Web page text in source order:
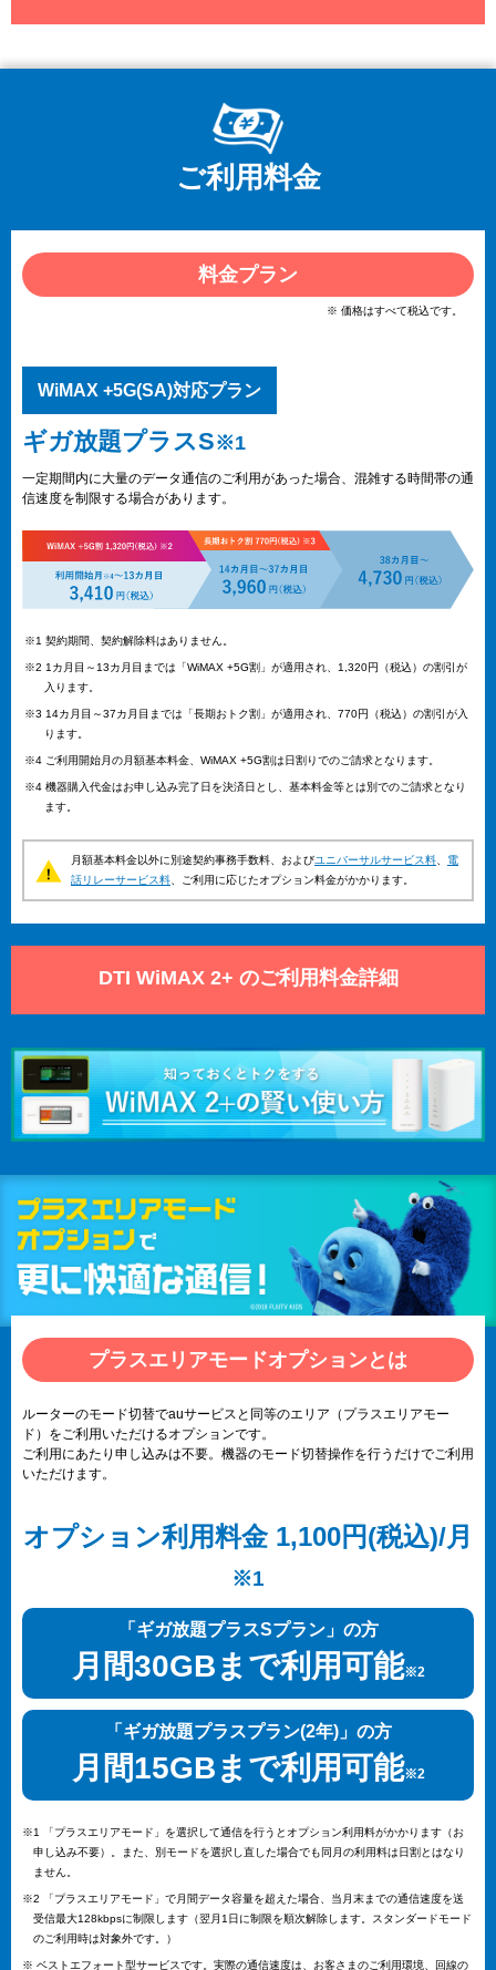
ご利用料金
※ 価格はすべて税込です。
料金プラン
WiMAX +5G(SA)対応プラン
ギガ放題プラスS※1
一定期間内に大量のデータ通信のご利用があった場合、混雑する時間帯の通
信速度を制限する場合があります。
※1 契約期間、契約解除料はありません。
※2 1カ月目～13カ月目までは「WiMAX +5G割」が適用され、1,320円（税込）の割引が
入ります。
※3 14カ月目～37カ月目までは「長期おトク割」が適用され、770円（税込）の割引が入
ります。
※4 ご利用開始月の月額基本料金、WiMAX +5G割は日割りでのご請求となります。
※4 機器購入代金はお申し込み完了日を決済日とし、基本料金等とは別でのご請求となり
ます。
月額基本料金以外に別途契約事務手数料、およびユニバーサルサービス料
電
話リレーサービス料 、ご利用に応じたオプション料金がかかります。
DTI WiMAX 2+ のご利用料金詳細
プラスエリアモードオプションとは
ルーターのモード切替でauサービスと同等のエリア（プラスエリアモー
ド）をご利用いただけるオプションです。
ご利用にあたり申し込みは不要。機器のモード切替操作を行うだけでご利用
いただけます。
オプション利用料金 1,100円(税込)/月
※1
「ギガ放題プラスSプラン」の方
月間30GBまで利用可能※2
「ギガ放題プラスプラン(2年)」の方
月間15GBまで利用可能※2
※1 「プラスエリアモード」を選択して通信を行うとオプション利用料がかかります（お
申し込み不要）。また、別モードを選択し直した場合でも同月の利用料は日割とはなり
ません。
※2 「プラスエリアモード」で月間データ容量を超えた場合、当月末までの通信速度を送
受信最大128kbpsに制限します（翌月1日に制限を順次解除します。スタンダードモード
のご利用時は対象外です。）
※ ベストエフォート型サービスです。実際の通信速度は、お客さまのご利用環境、回線の